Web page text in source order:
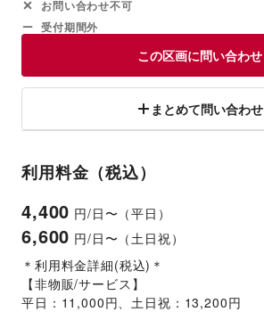
お問い合わせ不可
受付期間外
この区画に問い合わせ
まとめて問い合わせ
利用料金（税込）
4,400 円/日〜（平日）
6,600 円/日〜（土日祝）
＊利用料金詳細(税込)＊
【非物販/サービス】
平日：11,000円、土日祝：13,200円